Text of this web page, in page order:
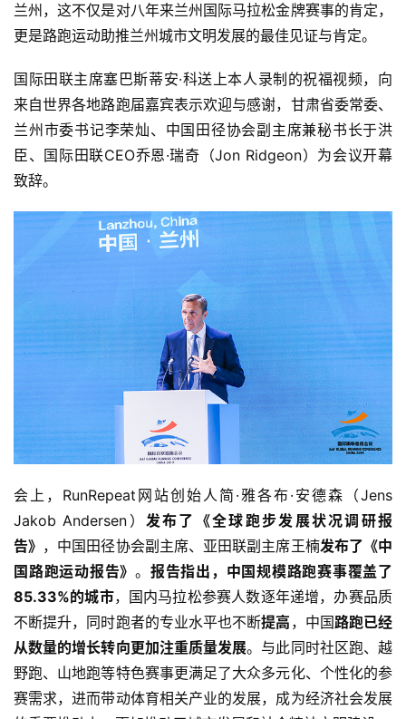
兰州，这不仅是对八年来兰州国际马拉松金牌赛事的肯定，
更是路跑运动助推兰州城市文明发展的最佳见证与肯定。
国际田联主席塞巴斯蒂安·科送上本人录制的祝福视频，向
来自世界各地路跑届嘉宾表示欢迎与感谢，甘肃省委常委、
兰州市委书记李荣灿、中国田径协会副主席兼秘书长于洪
臣、国际田联CEO乔恩·瑞奇（Jon Ridgeon）为会议开幕
致辞。
会上，RunRepeat网站创始人简·雅各布·安德森（Jens
Jakob Andersen） 发布了《全球跑步发展状况调研报
告》 ，中国田径协会副主席、亚田联副主席王楠发布了《中
国路跑运动报告》 。 报告指出，中国规模路跑赛事覆盖了
85.33%的城市，国内马拉松参赛人数逐年递增，办赛品质
不断提升，同时跑者的专业水平也不断提高 ，中国路跑已经
从数量的增长转向更加注重质量发展。与此同时社区跑、越
野跑、山地跑等特色赛事更满足了大众多元化、个性化的参
赛需求，进而带动体育相关产业的发展，成为经济社会发展